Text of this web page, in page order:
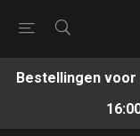
Bestellingen